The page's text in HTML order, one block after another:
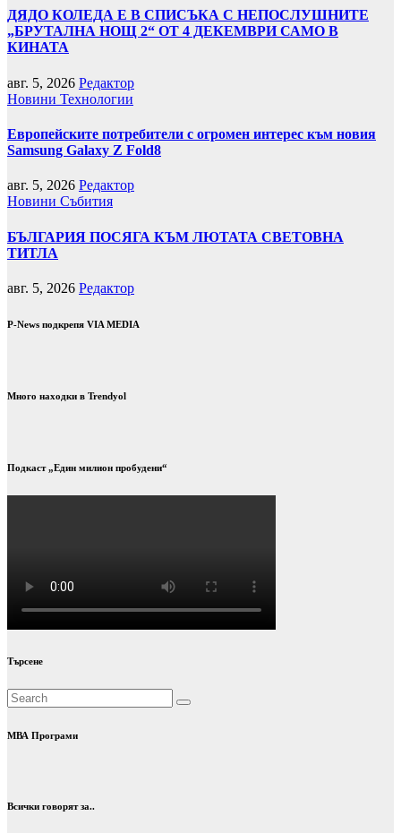
ДЯДО КОЛЕДА Е В СПИСЪКА С НЕПОСЛУШНИТЕ
„БРУТАЛНА НОЩ 2“ ОТ 4 ДЕКЕМВРИ САМО В
КИНАТА
авг. 5, 2026 Редактор
Новини Технологии
Европейските потребители с огромен интерес към новия
Samsung Galaxy Z Fold8
авг. 5, 2026 Редактор
Новини Събития
БЪЛГАРИЯ ПОСЯГА КЪМ ЛЮТАТА СВЕТОВНА
ТИТЛА
авг. 5, 2026 Редактор
P-News подкрепя VIA MEDIA
Много находки в Trendyol
Подкаст „Един милион пробудени“
Търсене
МВА Програми
Всички говорят за..